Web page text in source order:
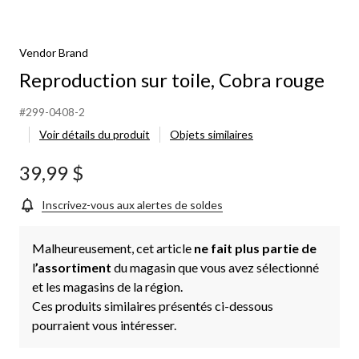
Vendor Brand
Reproduction sur toile, Cobra rouge
#299-0408-2
Voir détails du produit
Objets similaires
39,99 $
Inscrivez-vous aux alertes de soldes
Malheureusement, cet article ne fait plus partie de
l’assortiment du magasin que vous avez sélectionné
et les magasins de la région.
Ces produits similaires présentés ci-dessous
pourraient vous intéresser.